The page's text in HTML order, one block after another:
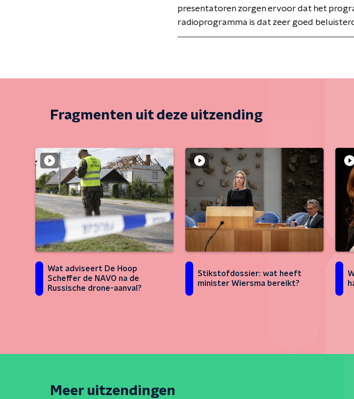
presentatoren zorgen ervoor dat het
radioprogramma is dat zeer goed
Fragmenten uit deze uitzending
Wat adviseert De Hoop
Scheffer de NAVO na de
Russische drone-aanval?
Stikstofdossier: wat heeft
minister Wiersma bereikt?
Meer uitzendingen